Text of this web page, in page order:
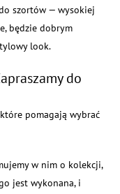
szortów — wysokiej
będzie dobrym
look.
do
pomagają wybrać
w nim o kolekcji,
jest wykonana, i